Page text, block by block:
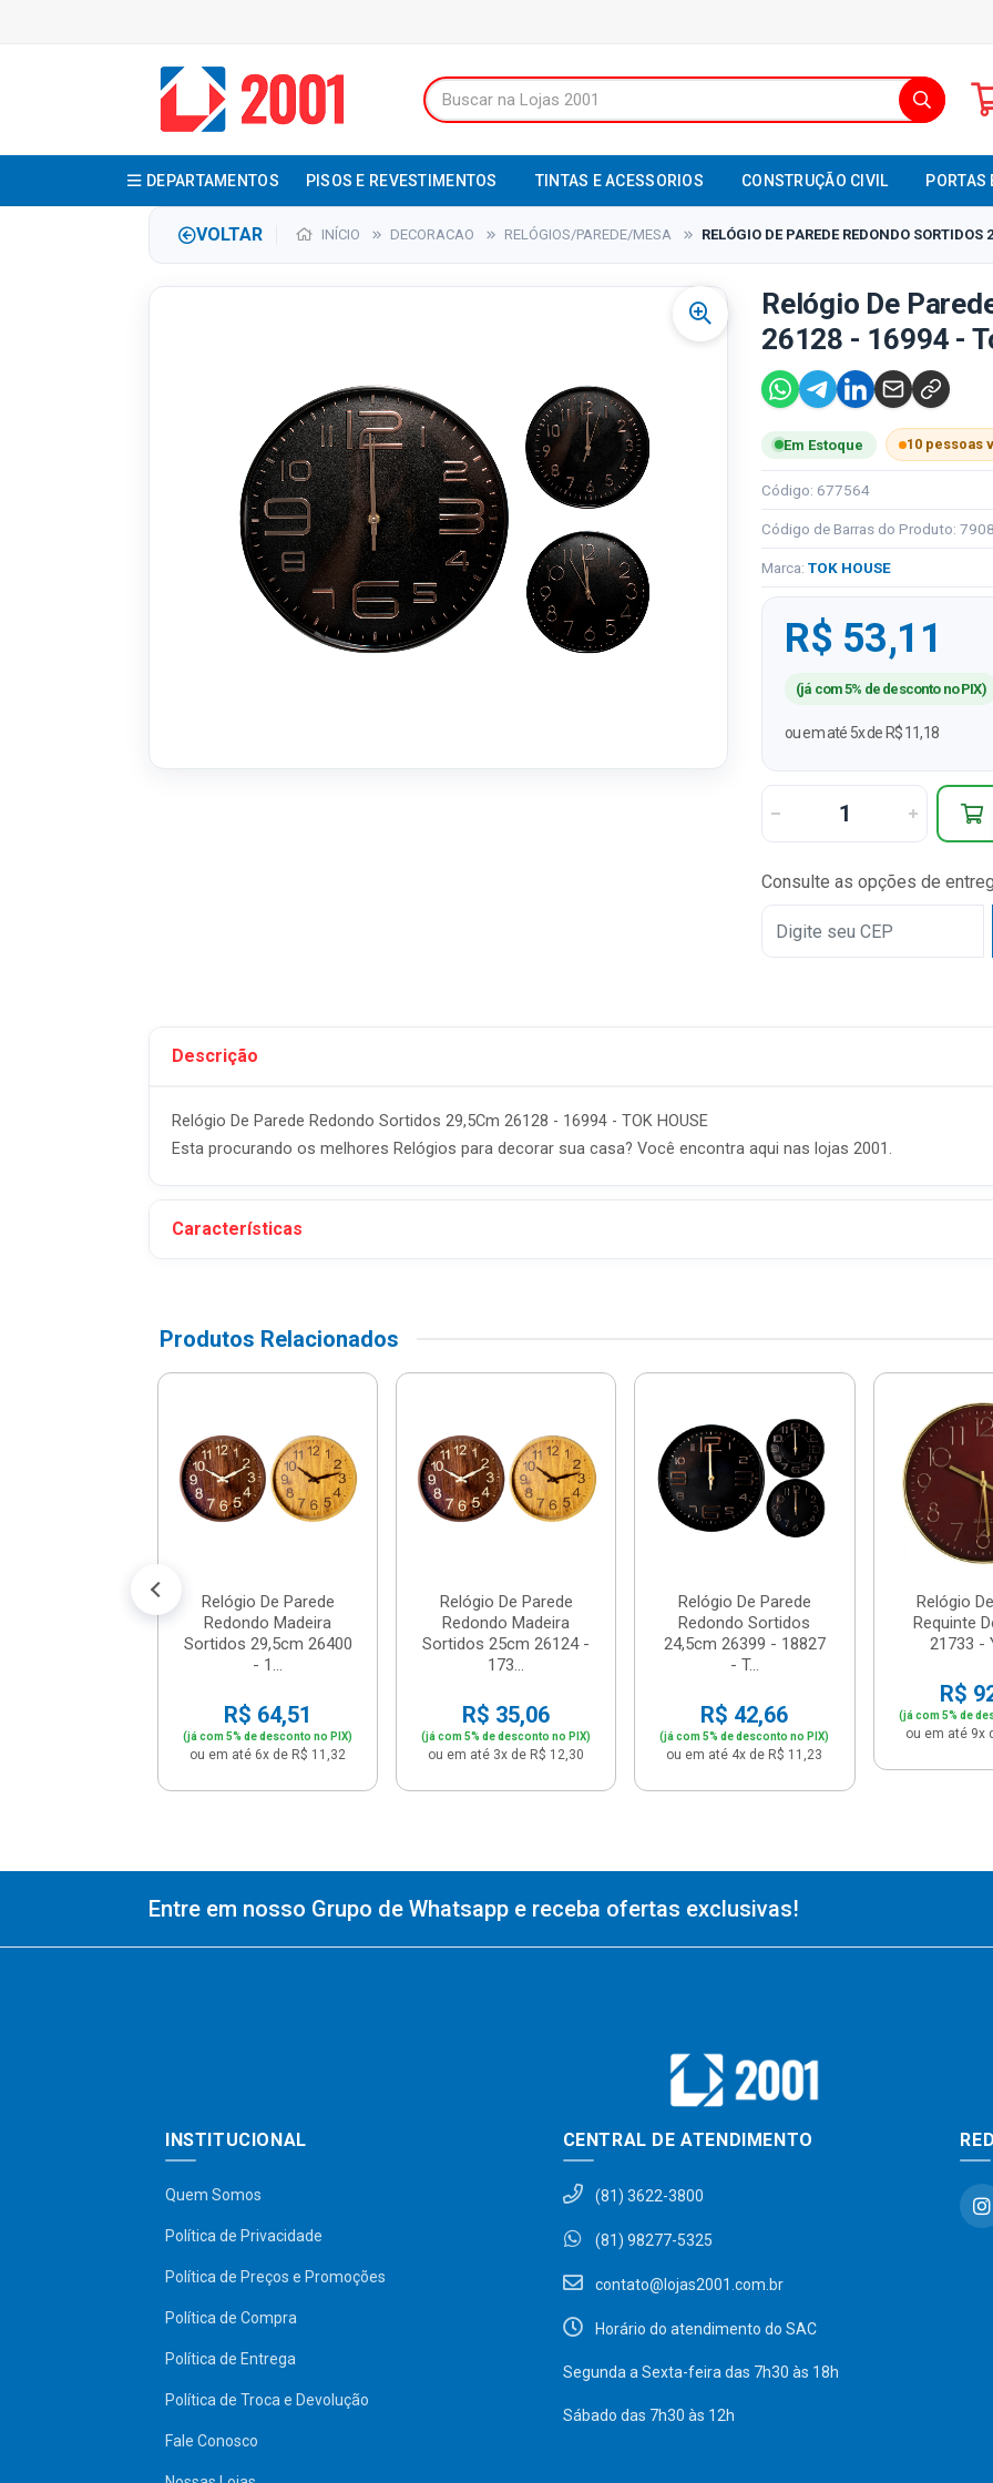
DEPARTAMENTOS PISOS E REVESTIMENTOS TINTAS E ACESSORIOS CONSTRUÇÃO CIVIL PORTAS
VOLTAR INÍCIO DECORACAO RELÓGIOS/PAREDE/MESA RELÓGIO DE PAREDE REDONDO
Relógio De
26128 - 16994 -
Em Estoque 10 pessoas
Código: 677564
Código de Barras do Produto:
Marca: TOK HOUSE
R$ 53,11
(já com 5% de desconto no PIX)
ou em até 5x de R$ 11,18
Consulte as opções de
Descrição
Relógio De Parede Redondo Sortidos 29,5Cm 26128 - 16994 - TOK HOUSE
Esta procurando os melhores Relógios para decorar sua casa? Você encontra aqui nas lojas 2001.
Características
Produtos Relacionados
Relógio De Parede
Redondo Madeira
Sortidos 29,5cm 26400
- 1...
R$ 64,51
(já com 5% de desconto no PIX)
ou em até 6x de R$ 11,32
Relógio De Parede
Redondo Madeira
Sortidos 25cm 26124 -
173...
R$ 35,06
(já com 5% de desconto no PIX)
ou em até 3x de R$ 12,30
Relógio De Parede
Redondo Sortidos
24,5cm 26399 - 18827
- T...
R$ 42,66
(já com 5% de desconto no PIX)
ou em até 4x de R$ 11,23
Relógio
Requinte
21733 -
R$
(já com 5% de
ou em até 9x
Entre em nosso Grupo de Whatsapp e receba ofertas exclusivas!
INSTITUCIONAL
Quem Somos
Política de Privacidade
Política de Preços e Promoções
Política de Compra
Política de Entrega
Política de Troca e Devolução
Fale Conosco
CENTRAL DE ATENDIMENTO
(81) 3622-3800
(81) 98277-5325
contato@lojas2001.com.br
Horário do atendimento do SAC
Segunda a Sexta-feira das 7h30 às 18h
Sábado das 7h30 às 12h